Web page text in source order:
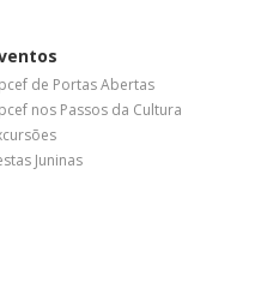
de Portas Abertas
nos Passos da Cultura
Juninas